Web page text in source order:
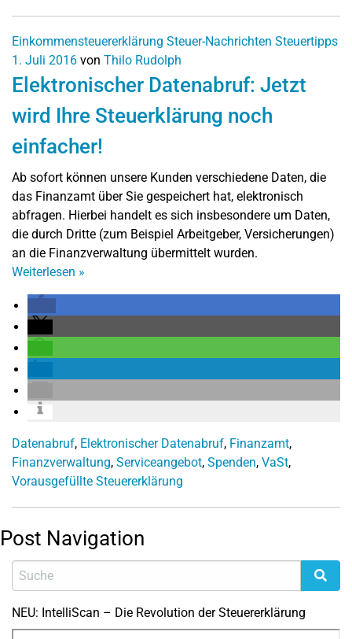
Einkommensteuererklärung Steuer-Nachrichten Steuertipps
1. Juli 2016 von Thilo Rudolph
Elektronischer Datenabruf: Jetzt
wird Ihre Steuerklärung noch
einfacher!
Ab sofort können unsere Kunden verschiedene Daten, die
das Finanzamt über Sie gespeichert hat, elektronisch
abfragen. Hierbei handelt es sich insbesondere um Daten,
die durch Dritte (zum Beispiel Arbeitgeber, Versicherungen)
an die Finanzverwaltung übermittelt wurden.
Weiterlesen »
Datenabruf, Elektronischer Datenabruf, Finanzamt,
Finanzverwaltung, Serviceangebot, Spenden, VaSt,
Vorausgefüllte Steuererklärung
Post Navigation
NEU: IntelliScan – Die Revolution der Steuererklärung